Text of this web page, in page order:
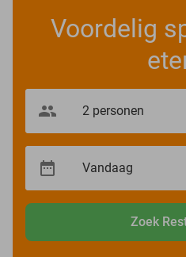
Voordelig
Zoek